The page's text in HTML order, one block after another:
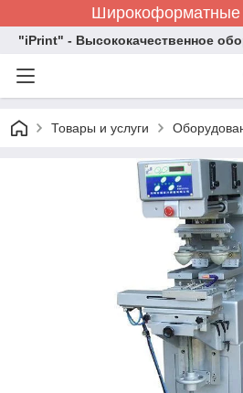
Широкоформатные
"iPrint" - Высококачественное
Товары и услуги